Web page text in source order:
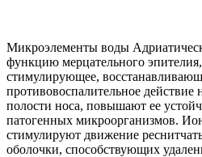
Микроэлементы воды
функцию мерцательного
стимулирующее,
противовоспалительное действие
полости носа, повышают ее
патогенных микроорганизмов.
стимулируют движение
оболочки, способствующих